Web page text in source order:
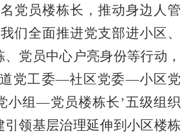
党员楼栋长，推动身边人管
们全面推进党支部进小区、
党员中心户亮身份等行动，
道党工委—社区党委—小区党
小组—党员楼栋长’五级组织
引领基层治理延伸到小区楼栋